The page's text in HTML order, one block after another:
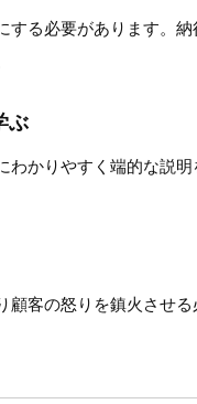
る必要があります。納
ぶ
かりやすく端的な説
客の怒りを鎮火させ